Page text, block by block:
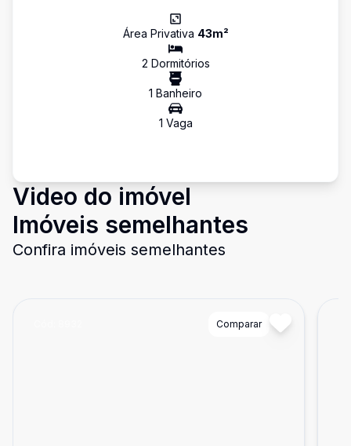
Área Privativa 43m²
2 Dormitórios
1 Banheiro
1 Vaga
Video do imóvel
Imóveis semelhantes
Confira imóveis semelhantes
Comparar